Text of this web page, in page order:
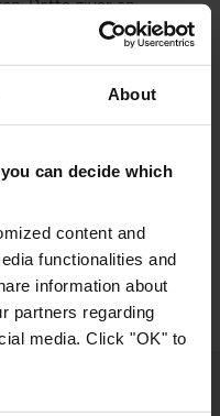
About
can decide which
content and
functionalities and
information about
partners regarding
media. Click "OK" to
med den mindste
en uovertruffen
fra førerpositionen
i sin klasse
med Toyota I_Site